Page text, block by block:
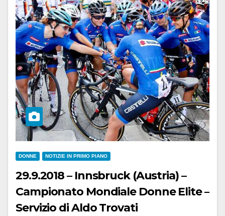
DONNE NOTIZIE IN PRIMO PIANO
29.9.2018 – Innsbruck (Austria) –
Campionato Mondiale Donne Elite –
Servizio di Aldo Trovati